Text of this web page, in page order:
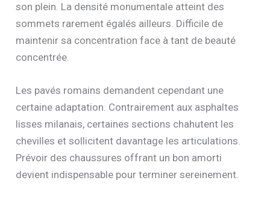
son plein. La densité monumentale atteint des
sommets rarement égalés ailleurs. Difficile de
maintenir sa concentration face à tant de beauté
concentrée.
Les pavés romains demandent cependant une
certaine adaptation. Contrairement aux asphaltes
lisses milanais, certaines sections chahutent les
chevilles et sollicitent davantage les articulations.
Prévoir des chaussures offrant un bon amorti
devient indispensable pour terminer sereinement.